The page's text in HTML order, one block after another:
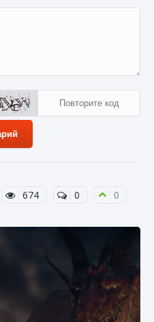
в Diablo 4
1 337
Stardew Valley
0
674 0 0